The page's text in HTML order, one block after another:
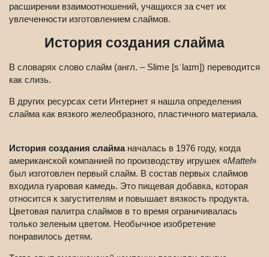
расширении взаимоотношений, учащихся за счет их
увлеченности изготовлением слаймов.
История создания слайма
В словарях слово слайм (англ. – Slime [sˈlaɪm]) переводится
как слизь.
В других ресурсах сети Интернет я нашла определения
слайма как вязкого желеобразного, пластичного материала.
История создания слайманачалась в 1976 году, когда
американской компанией по производству игрушек «Mattel»
был изготовлен первый слайм. В состав первых слаймов
входила гуаровая камедь. Это пищевая добавка, которая
относится к загустителям и повышает вязкость продукта.
Цветовая палитра слаймов в то время ограничивалась
только зеленым цветом. Необычное изобретение
понравилось детям.